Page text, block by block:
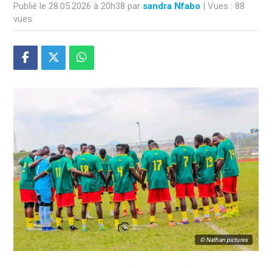
Publié le 28.05.2026 à 20h38 par sandra Nfabo | Vues : 88
vues
© Nathan pictures